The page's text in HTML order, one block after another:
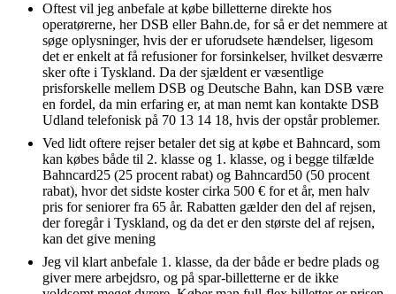
Oftest vil jeg anbefale at købe billetterne direkte hos
operatørerne, her DSB eller Bahn.de, for så er det nemmere at
søge oplysninger, hvis der er uforudsete hændelser, ligesom
det er enkelt at få refusioner for forsinkelser, hvilket desværre
sker ofte i Tyskland. Da der sjældent er væsentlige
prisforskelle mellem DSB og Deutsche Bahn, kan DSB være
en fordel, da min erfaring er, at man nemt kan kontakte DSB
Udland telefonisk på 70 13 14 18, hvis der opstår problemer.
Ved lidt oftere rejser betaler det sig at købe et Bahncard, som
kan købes både til 2. klasse og 1. klasse, og i begge tilfælde
Bahncard25 (25 procent rabat) og Bahncard50 (50 procent
rabat), hvor det sidste koster cirka 500 € for et år, men halv
pris for seniorer fra 65 år. Rabatten gælder den del af rejsen,
der foregår i Tyskland, og da det er den største del af rejsen,
kan det give mening
Jeg vil klart anbefale 1. klasse, da der både er bedre plads og
giver mere arbejdsro, og på spar-billetterne er de ikke